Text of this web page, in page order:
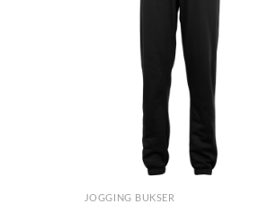
JOGGING BUKSER